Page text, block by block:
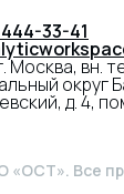
33-41
Москва, вн.
округ
д. 4,
«ОСТ». Все